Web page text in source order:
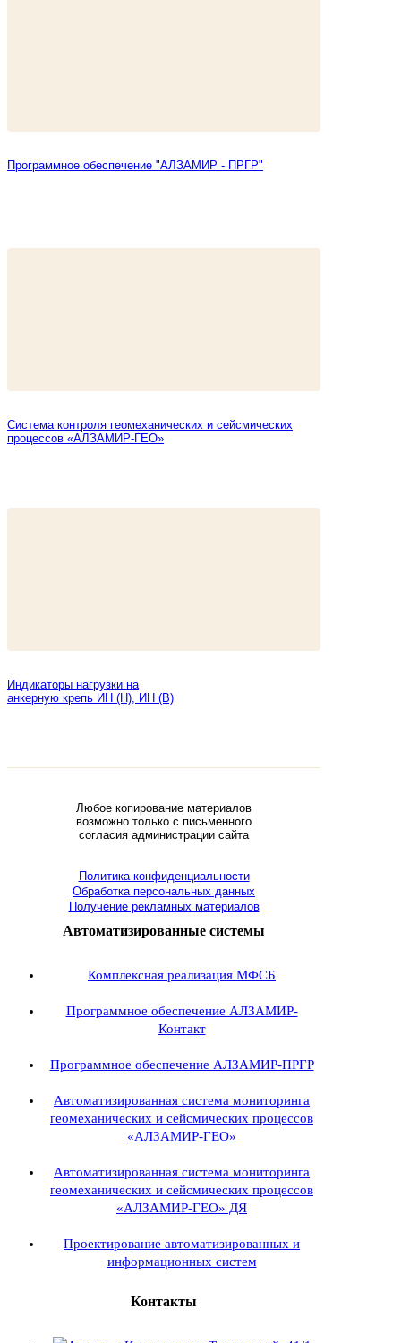
Программное обеспечение "АЛЗАМИР - ПРГР"
Система контроля геомеханических и сейсмических
процессов «АЛЗАМИР-ГЕО»
Индикаторы нагрузки на
анкерную крепь ИН (Н), ИН (В)
Любое копирование материалов
возможно только с письменного
согласия администрации сайта
Политика конфиденциальности
Обработка персональных данных
Получение рекламных материалов
Автоматизированные системы
Комплексная реализация МФСБ
Программное обеспечение АЛЗАМИР-
Контакт
Программное обеспечение АЛЗАМИР-ПРГР
Автоматизированная система мониторинга
геомеханических и сейсмических процессов
«АЛЗАМИР-ГЕО»
Автоматизированная система мониторинга
геомеханических и сейсмических процессов
«АЛЗАМИР-ГЕО» ДЯ
Проектирование автоматизированных и
информационных систем
Контакты